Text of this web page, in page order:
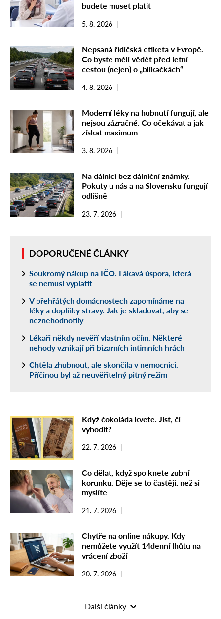
budete muset platit
5. 8. 2026
Nepsaná řidičská etiketa v Evropě.
Co byste měli vědět před letní
cestou (nejen) o „blikačkách“
4. 8. 2026
Moderní léky na hubnutí fungují, ale
nejsou zázračné. Co očekávat a jak
získat maximum
3. 8. 2026
Na dálnici bez dálniční známky.
Pokuty u nás a na Slovensku fungují
odlišně
23. 7. 2026
DOPORUČENÉ ČLÁNKY
Soukromý nákup na IČO. Lákavá úspora, která
se nemusí vyplatit
V přehřátých domácnostech zapomínáme na
léky a doplňky stravy. Jak je skladovat, aby se
neznehodnotily
Lékaři někdy nevěří vlastním očím. Některé
nehody vznikají při bizarních intimních hrách
Chtěla zhubnout, ale skončila v nemocnici.
Příčinou byl až neuvěřitelný pitný režim
Když čokoláda kvete. Jíst, či
vyhodit?
22. 7. 2026
Co dělat, když spolknete zubní
korunku. Děje se to častěji, než si
myslíte
21. 7. 2026
Chytře na online nákupy. Kdy
nemůžete využít 14denní lhůtu na
vrácení zboží
20. 7. 2026
Další články